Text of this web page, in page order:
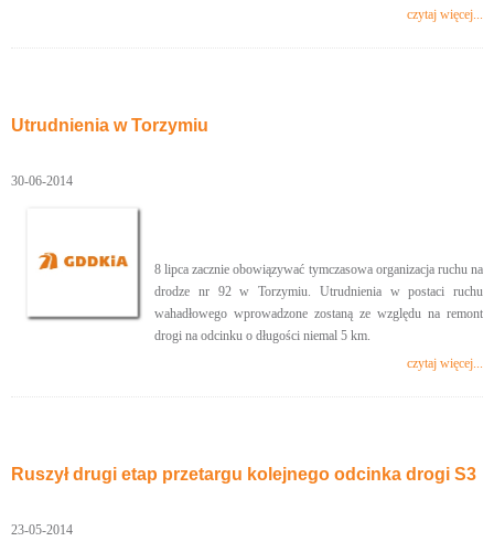
czytaj więcej...
Utrudnienia w Torzymiu
30-06-2014
8 lipca zacznie obowiązywać tymczasowa organizacja ruchu na
drodze nr 92 w Torzymiu. Utrudnienia w postaci ruchu
wahadłowego wprowadzone zostaną ze względu na remont
drogi na odcinku o długości niemal 5 km.
czytaj więcej...
Ruszył drugi etap przetargu kolejnego odcinka drogi S3
23-05-2014